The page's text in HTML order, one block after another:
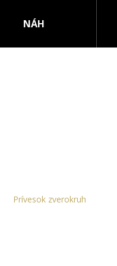
NÁHRDELNÍKY
Prívesok zverokruh